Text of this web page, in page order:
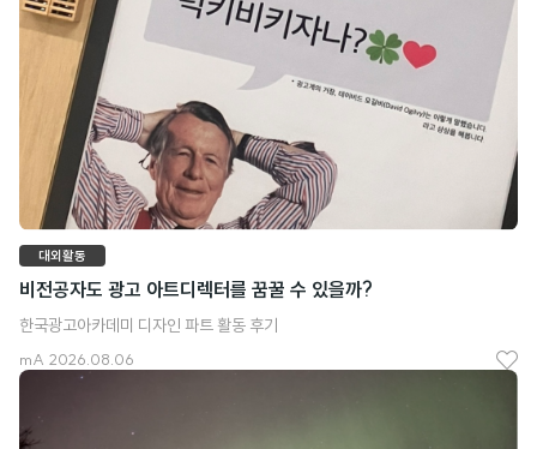
대외활동
비전공자도 광고 아트디렉터를 꿈꿀 수 있을까?
한국광고아카데미 디자인 파트 활동 후기
mA 2026.08.06
좋